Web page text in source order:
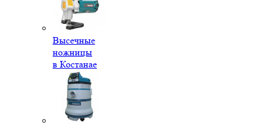
Высечные
ножницы
в Костанае